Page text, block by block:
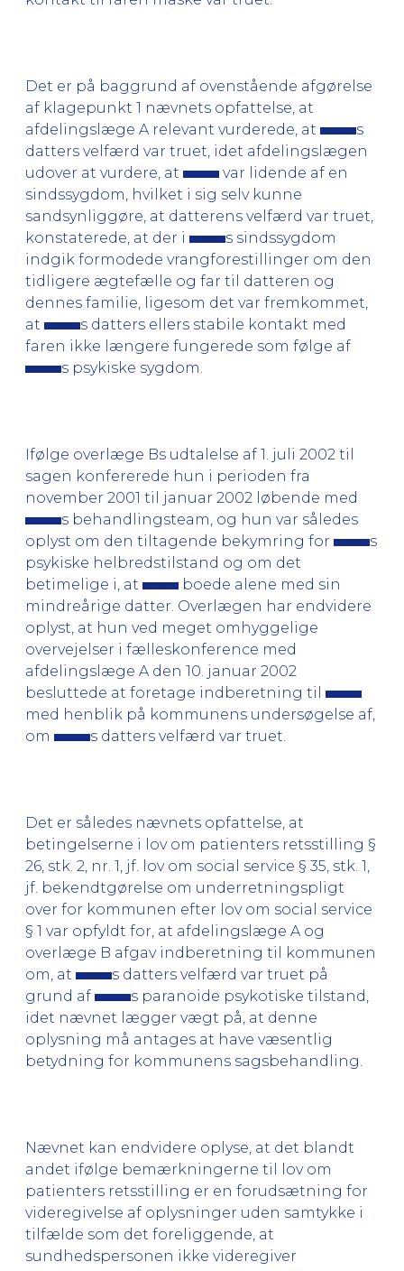
Det er på baggrund af ovenstående afgørelse
af klagepunkt 1 nævnets opfattelse, at
afdelingslæge A relevant vurderede, at
s
datters velfærd var truet, idet afdelingslægen
udover at vurdere, at
var lidende af en
sindssygdom, hvilket i sig selv kunne
sandsynliggøre, at datterens velfærd var truet,
konstaterede, at der i
s sindssygdom
indgik formodede vrangforestillinger om den
tidligere ægtefælle og far til datteren og
dennes familie, ligesom det var fremkommet,
at
s datters ellers stabile kontakt med
faren ikke længere fungerede som følge af
s psykiske sygdom.
Ifølge overlæge Bs udtalelse af 1. juli 2002 til
sagen konfererede hun i perioden fra
november 2001 til januar 2002 løbende med
s behandlingsteam, og hun var således
oplyst om den tiltagende bekymring for
s
psykiske helbredstilstand og om det
betimelige i, at
boede alene med sin
mindreårige datter. Overlægen har endvidere
oplyst, at hun ved meget omhyggelige
overvejelser i fælleskonference med
afdelingslæge A den 10. januar 2002
besluttede at foretage indberetning til
med henblik på kommunens undersøgelse af,
om
s datters velfærd var truet.
Det er således nævnets opfattelse, at
betingelserne i lov om patienters retsstilling §
26, stk. 2, nr. 1, jf. lov om social service § 35, stk. 1,
jf. bekendtgørelse om underretningspligt
over for kommunen efter lov om social service
§ 1 var opfyldt for, at afdelingslæge A og
overlæge B afgav indberetning til kommunen
om, at
s datters velfærd var truet på
grund af
s paranoide psykotiske tilstand,
idet nævnet lægger vægt på, at denne
oplysning må antages at have væsentlig
betydning for kommunens sagsbehandling.
Nævnet kan endvidere oplyse, at det blandt
andet ifølge bemærkningerne til lov om
patienters retsstilling er en forudsætning for
videregivelse af oplysninger uden samtykke i
tilfælde som det foreliggende, at
sundhedspersonen ikke videregiver